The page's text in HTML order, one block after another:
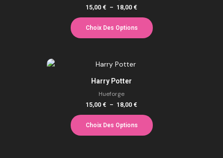
page
du
produit
15,00 € – 18,00 €
Choix Des Options
variations.
Les
choisies
sur
la
page
du
produit
Harry Potter
Hueforge
15,00 € – 18,00 €
Choix Des Options
Ce
a
plusieurs
variations.
Les